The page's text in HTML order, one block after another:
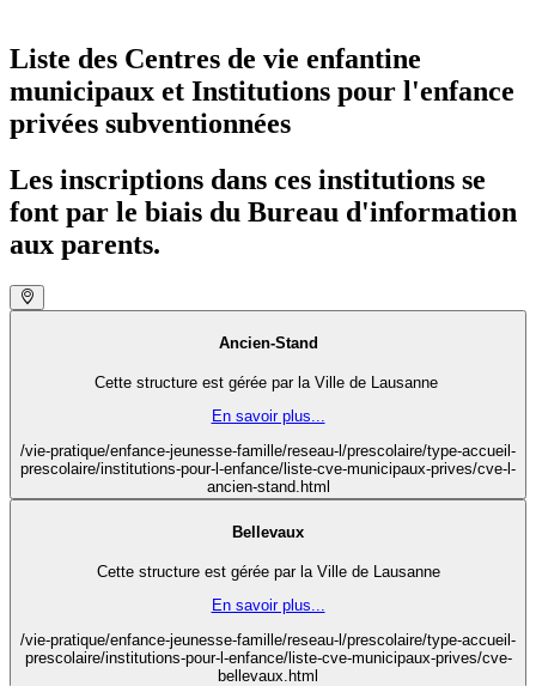
Liste des Centres de vie enfantine
municipaux et Institutions pour l'enfance
privées subventionnées
Les inscriptions dans ces institutions se
font par le biais du Bureau d'information
aux parents.
Ancien-Stand
Cette structure est gérée par la Ville de Lausanne
En savoir plus...
/vie-pratique/enfance-jeunesse-famille/reseau-l/prescolaire/type-accueil-
prescolaire/institutions-pour-l-enfance/liste-cve-municipaux-prives/cve-l-
ancien-stand.html
Bellevaux
Cette structure est gérée par la Ville de Lausanne
En savoir plus...
/vie-pratique/enfance-jeunesse-famille/reseau-l/prescolaire/type-accueil-
prescolaire/institutions-pour-l-enfance/liste-cve-municipaux-prives/cve-
bellevaux.html